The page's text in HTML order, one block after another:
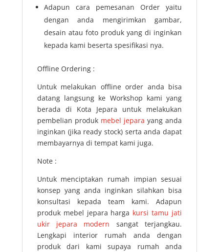
Adapun cara pemesanan Order yaitu
dengan anda mengirimkan gambar,
desain atau foto produk yang di inginkan
kepada kami beserta spesifikasi nya.
Offline Ordering :
Untuk melakukan offline order anda bisa
datang langsung ke Workshop kami yang
berada di Kota Jepara untuk melakukan
pembelian produk mebel jepara yang anda
inginkan (jika ready stock) serta anda dapat
membayarnya di tempat kami juga.
Note :
Untuk menciptakan rumah impian sesuai
konsep yang anda inginkan silahkan bisa
konsultasi kepada team kami. Adapun
produk mebel jepara harga kursi tamu jati
ukir jepara modern sangat terjangkau.
Lengkapi interior rumah anda dengan
produk dari kami supaya rumah anda